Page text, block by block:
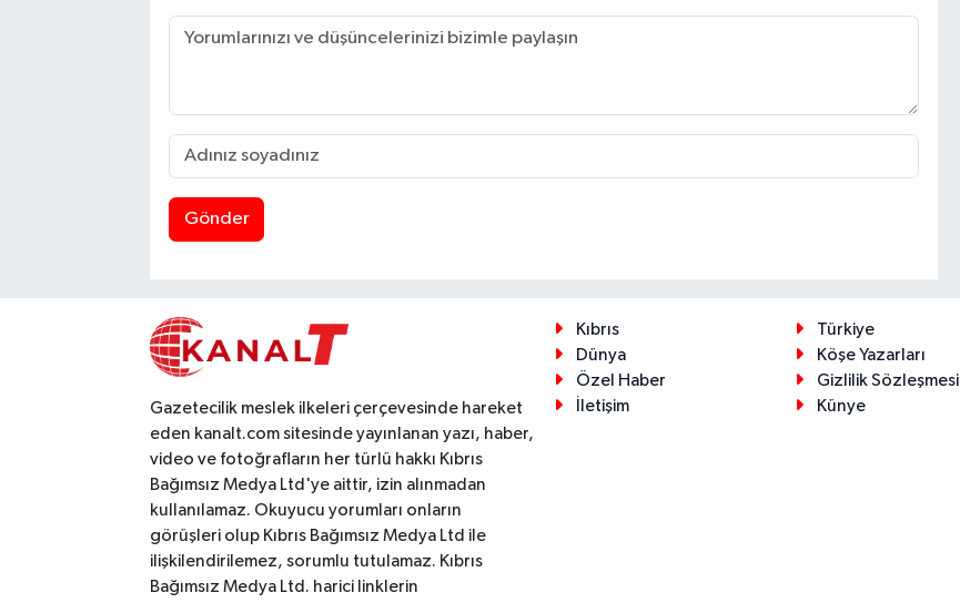
Gönder
Gazetecilik meslek ilkeleri çerçevesinde hareket
eden kanalt.com sitesinde yayınlanan yazı, haber,
video ve fotoğrafların her türlü hakkı Kıbrıs
Bağımsız Medya Ltd'ye aittir, izin alınmadan
kullanılamaz. Okuyucu yorumları onların
görüşleri olup Kıbrıs Bağımsız Medya Ltd ile
ilişkilendirilemez, sorumlu tutulamaz. Kıbrıs
Bağımsız Medya Ltd. harici linklerin
Kıbrıs
Türkiye
Dünya
Köşe Yazarları
Özel Haber
Gizlilik Sözleşmesi
İletişim
Künye